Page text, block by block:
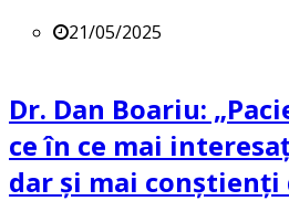
21/05/2025
Dr. Dan Boariu:
ce în ce mai
dar și mai